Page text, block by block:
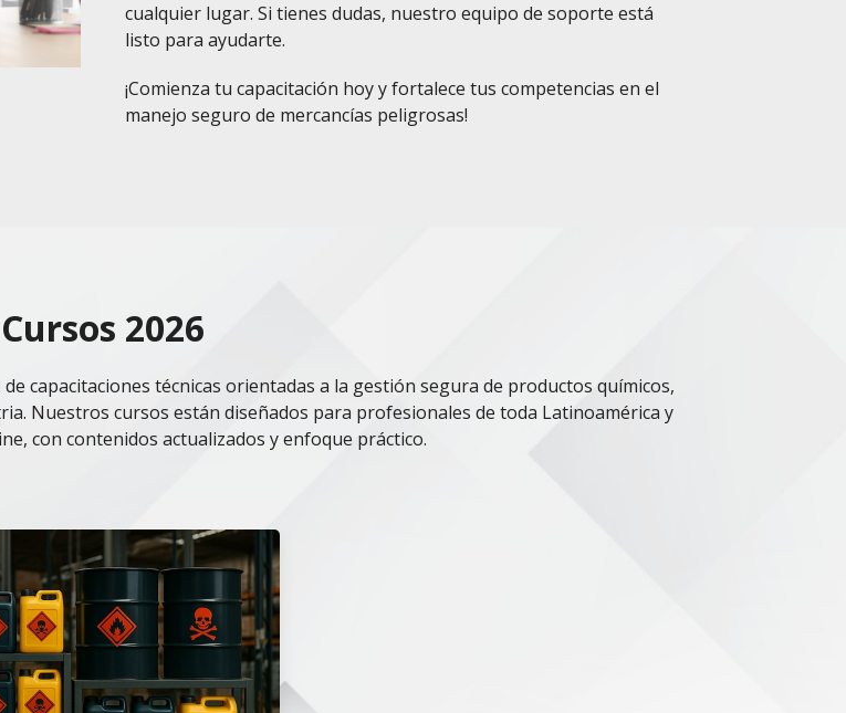
cualquier lugar. Si tienes dudas, nuestro equipo de soporte está
listo para ayudarte.
¡Comienza tu capacitación hoy y fortalece tus competencias en el
manejo seguro de mercancías peligrosas!
Cursos 2026
capacitaciones técnicas orientadas a la gestión segura de productos químicos,
Nuestros cursos están diseñados para profesionales de toda Latinoamérica y
con contenidos actualizados y enfoque práctico.